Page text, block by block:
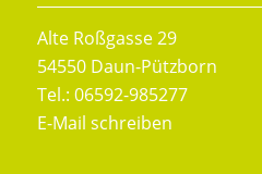
Alte Roßgasse 29
54550 Daun-Pützborn
Tel.: 06592-985277
E-Mail schreiben